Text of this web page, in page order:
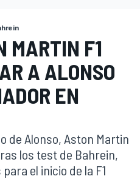
MARTIN F1
A ALONSO
EN
de Alonso, Aston Martin
los test de Bahrein,
el inicio de la F1